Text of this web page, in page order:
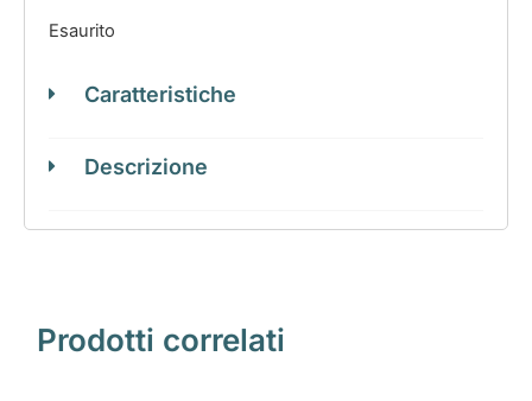
Esaurito
Caratteristiche
Descrizione
Prodotti correlati